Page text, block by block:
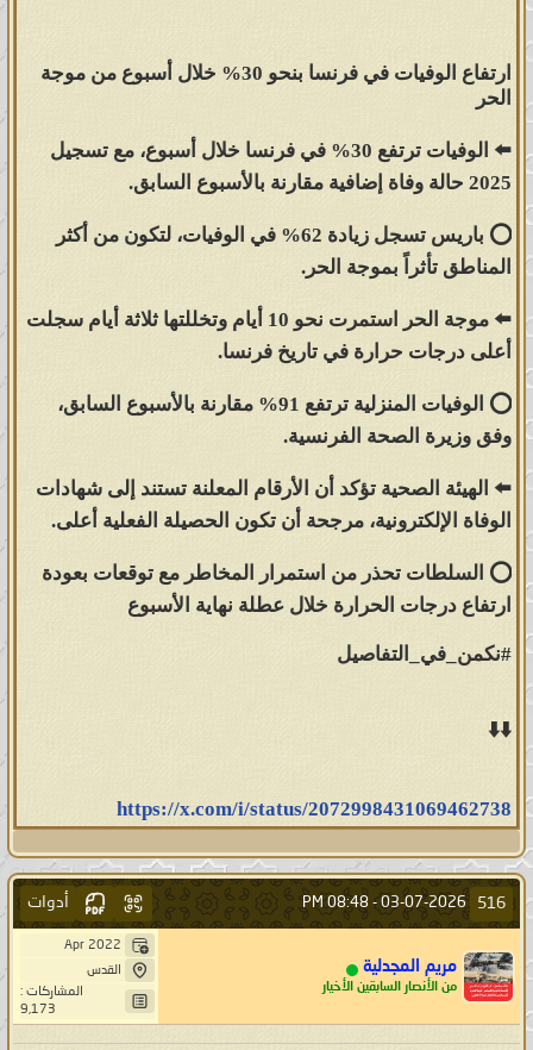
‏ارتفاع الوفيات في فرنسا بنحو 30% خلال أسبوع من موجة
الحر
⬅️ الوفيات ترتفع 30% في فرنسا خلال أسبوع، مع تسجيل
2025 حالة وفاة إضافية مقارنة بالأسبوع السابق.
⭕️ باريس تسجل زيادة 62% في الوفيات، لتكون من أكثر
المناطق تأثراً بموجة الحر.
⬅️ موجة الحر استمرت نحو 10 أيام وتخللتها ثلاثة أيام سجلت
أعلى درجات حرارة في تاريخ فرنسا.
⭕️ الوفيات المنزلية ترتفع 91% مقارنة بالأسبوع السابق،
وفق وزيرة الصحة الفرنسية.
⬅️ الهيئة الصحية تؤكد أن الأرقام المعلنة تستند إلى شهادات
الوفاة الإلكترونية، مرجحة أن تكون الحصيلة الفعلية أعلى.
⭕️ السلطات تحذر من استمرار المخاطر مع توقعات بعودة
ارتفاع درجات الحرارة خلال عطلة نهاية الأسبوع
⬇️⬇️
https://x.com/i/status/2072998431069462738
516
03-07-2026 -
08:48 PM أدوات
مريم المجدلية
من الأنصار السابقين الأخيار
Apr 2022
القدس
المشاركات :
9,173